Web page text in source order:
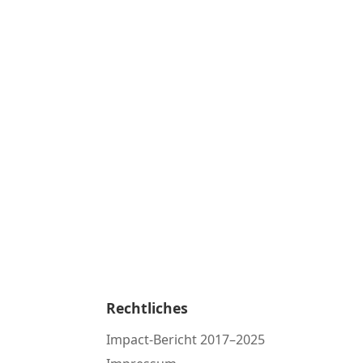
Rechtliches
Impact-Bericht 2017–2025